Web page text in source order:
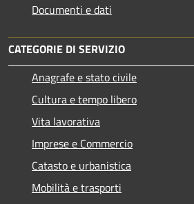
Documenti e dati
CATEGORIE DI SERVIZIO
Anagrafe e stato civile
Cultura e tempo libero
Vita lavorativa
Imprese e Commercio
Catasto e urbanistica
Mobilità e trasporti